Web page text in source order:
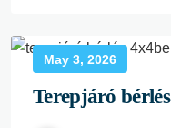
May 3, 2026
Terepjáró bérlés